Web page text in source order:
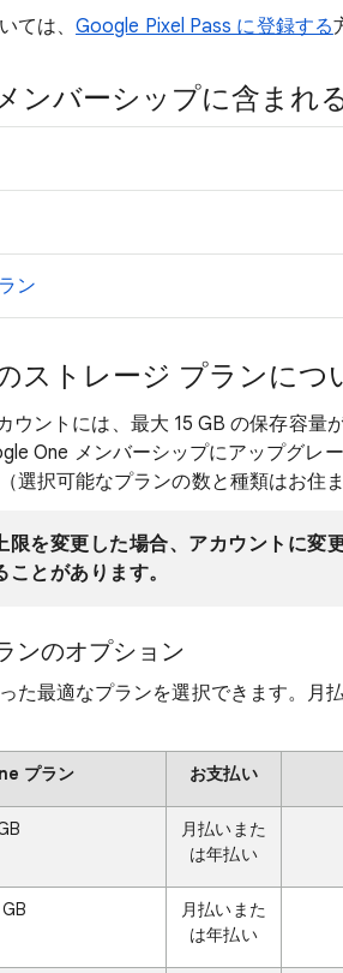
ては、Google Pixel Pass に登録する
ンバーシップに含まれ
ン
ストレージ プランにつ
ウントには、最大 15 GB の保存容量
One メンバーシップにアップグレ
選択可能なプランの数と種類はお住
限を変更した場合、アカウントに変
ことがあります。
ンのオプション
た最適なプランを選択できます。月
プラン お支払い
月払いまた
は年払い
月払いまた
は年払い